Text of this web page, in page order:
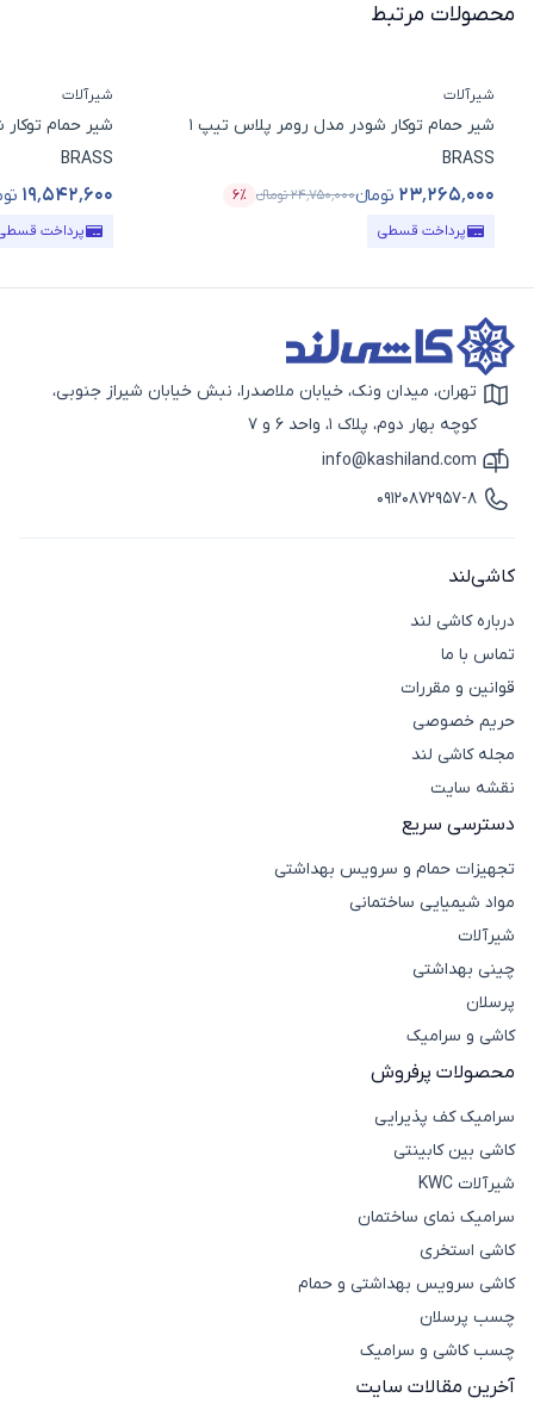
محصولات مرتبط
شیرآلات
شیر حمام توکار شودر مدل رومر پلاس تیپ 1
BRASS
۲۳٬۲۶۵٬۰۰۰ تومانء۲۴٬۷۵۰٬۰۰۰تومانء
قیمت محصول
۶٪
درصد تخفیف
پرداخت قسطی
شیرآلات
BRASS
۱۹٬۵۴۲٬۶۰۰
قیمت محصول
پرداخت
آیکون نقشه
تهران، میدان ونک، خیابان ملاصدرا، نبش خیابان شیراز جنوبی،
کوچه بهار دوم، پلاک 1، واحد 6 و 7
آیکون ایمیل
info@kashiland.com
آیکون تماس
09120872957-8
کاشی‌لند
درباره کاشی لند
تماس با ما
قوانین و مقررات
حریم خصوصی
مجله کاشی لند
نقشه سایت
دسترسی سریع
تجهیزات حمام و سرویس بهداشتی
مواد شیمیایی ساختمانی
شیرآلات
چینی بهداشتی
پرسلان
کاشی و سرامیک
محصولات پرفروش
سرامیک کف پذیرایی
کاشی بین کابینتی
شیرآلات KWC
سرامیک نمای ساختمان
کاشی استخری
کاشی سرویس بهداشتی و حمام
چسب پرسلان
چسب کاشی و سرامیک
آخرین مقالات سایت